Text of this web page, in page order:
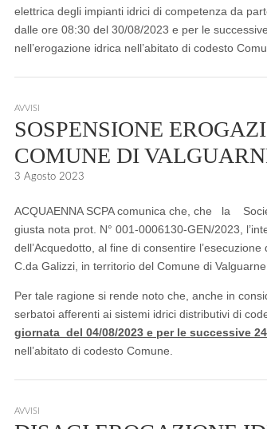
elettrica degli impianti idrici di competenza da
dalle ore 08:30 del 30/08/2023 e per le
nell’erogazione idrica nell’abitato di codesto
AVVISI
SOSPENSIONE
COMUNE DI
3 Agosto 2023
ACQUAENNA SCPA comunica che, che la
giusta nota prot. N° 001-0006130-GEN/2023,
dell’Acquedotto, al fine di consentire
C.da Galizzi, in territorio del Comune di
Per tale ragione si rende noto che, anche in
serbatoi afferenti ai sistemi idrici distributivi di
giornata del 04/08/2023 e per le successive
nell’abitato di codesto Comune.
AVVISI